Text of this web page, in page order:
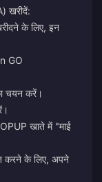
खरीदें:
के लिए, इन
GO
चयन करें।
खाते में "माई
करने के लिए, अपने